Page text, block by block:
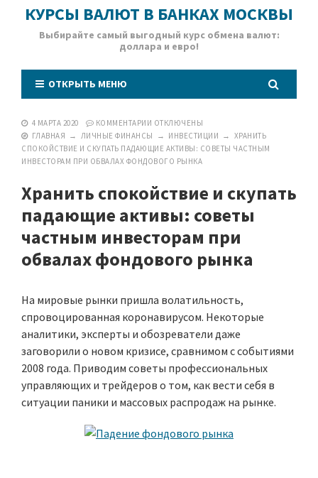
КУРСЫ ВАЛЮТ В БАНКАХ МОСКВЫ
Выбирайте самый выгодный курс обмена валют:
доллара и евро!
ОТКРЫТЬ МЕНЮ
4 МАРТА 2020 КОММЕНТАРИИ ОТКЛЮЧЕНЫ
ГЛАВНАЯ → ЛИЧНЫЕ ФИНАНСЫ → ИНВЕСТИЦИИ → ХРАНИТЬ
СПОКОЙСТВИЕ И СКУПАТЬ ПАДАЮЩИЕ АКТИВЫ: СОВЕТЫ ЧАСТНЫМ
ИНВЕСТОРАМ ПРИ ОБВАЛАХ ФОНДОВОГО РЫНКА
Хранить спокойствие и скупать
падающие активы: советы
частным инвесторам при
обвалах фондового рынка
На мировые рынки пришла волатильность,
спровоцированная коронавирусом. Некоторые
аналитики, эксперты и обозреватели даже
заговорили о новом кризисе, сравнимом с событиями
2008 года. Приводим советы профессиональных
управляющих и трейдеров о том, как вести себя в
ситуации паники и массовых распродаж на рынке.